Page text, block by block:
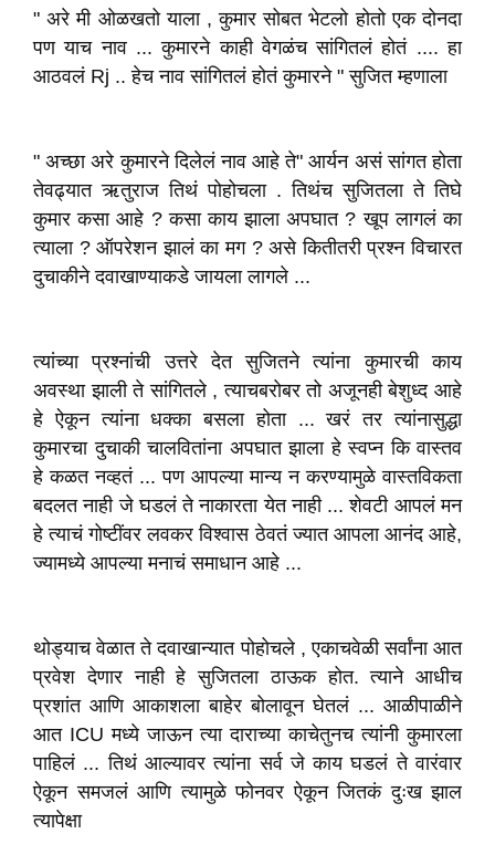
" अरे मी ओळखतो याला , कुमार सोबत भेटलो होतो एक दोनदा
पण याच नाव ... कुमारने काही वेगळंच सांगितलं होतं .... हा
आठवलं Rj .. हेच नाव सांगितलं होतं कुमारने " सुजित म्हणाला
" अच्छा अरे कुमारने दिलेलं नाव आहे ते" आर्यन असं सांगत होता
तेवढ्यात ऋतुराज तिथं पोहोचला . तिथंच सुजितला ते तिघे
कुमार कसा आहे ? कसा काय झाला अपघात ? खूप लागलं का
त्याला ? ऑपरेशन झालं का मग ? असे कितीतरी प्रश्न विचारत
दुचाकीने दवाखाण्याकडे जायला लागले ...
त्यांच्या प्रश्नांची उत्तरे देत सुजितने त्यांना कुमारची काय
अवस्था झाली ते सांगितले , त्याचबरोबर तो अजूनही बेशुध्द आहे
हे ऐकून त्यांना धक्का बसला होता ... खरं तर त्यांनासुद्धा
कुमारचा दुचाकी चालवितांना अपघात झाला हे स्वप्न कि वास्तव
हे कळत नव्हतं ... पण आपल्या मान्य न करण्यामुळे वास्तविकता
बदलत नाही जे घडलं ते नाकारता येत नाही ... शेवटी आपलं मन
हे त्याचं गोष्टींवर लवकर विश्वास ठेवतं ज्यात आपला आनंद आहे,
ज्यामध्ये आपल्या मनाचं समाधान आहे ...
थोड्याच वेळात ते दवाखान्यात पोहोचले , एकाचवेळी सर्वांना आत
प्रवेश देणार नाही हे सुजितला ठाऊक होत. त्याने आधीच
प्रशांत आणि आकाशला बाहेर बोलावून घेतलं ... आळीपाळीने
आत ICU मध्ये जाऊन त्या दाराच्या काचेतुनच त्यांनी कुमारला
पाहिलं ... तिथं आल्यावर त्यांना सर्व जे काय घडलं ते वारंवार
ऐकून समजलं आणि त्यामुळे फोनवर ऐकून जितकं दुःख झाल
त्यापेक्षा